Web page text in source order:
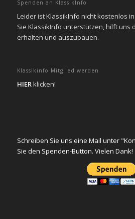
Spenden an KlassikInfo
Leider ist KlassikInfo nicht kostenlos
Sie KlassikInfo unterstützen, hilft uns
erhalten und auszubauen.
Klassikinfo Mitglied werden
HIERklicken!
Schreiben Sie uns eine Mail unter
Sie den Spenden-Button. Vielen Dank!